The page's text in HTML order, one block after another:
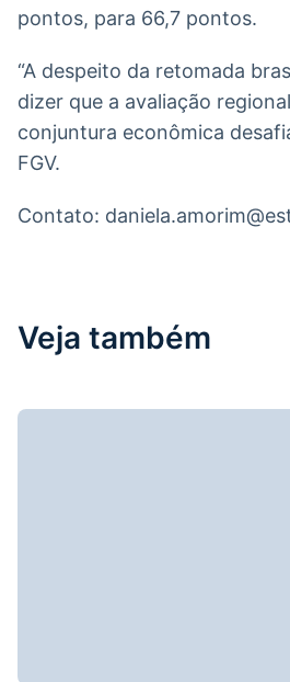
Soluções de
pontos, para 66,7 pontos.
“A despeito da retomada
dizer que a avaliação
conjuntura econômica
FGV.
Contato:
Veja também